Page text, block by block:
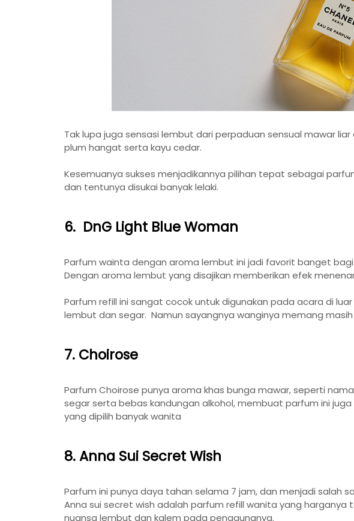
Tak lupa juga sensasi lembut dari perpaduan sensual mawar
plum hangat serta kayu cedar.
Kesemuanya sukses menjadikannya pilihan tepat sebagai
dan tentunya disukai banyak lelaki.
6. DnG Light Blue Woman
Parfum wainta dengan aroma lembut ini jadi favorit banget
Dengan aroma lembut yang disajikan memberikan efek
Parfum refill ini sangat cocok untuk digunakan pada acara di
lembut dan segar. Namun sayangnya wanginya memang
7. Choirose
Parfum Choirose punya aroma khas bunga mawar, seperti
segar serta bebas kandungan alkohol, membuat parfum ini
yang dipilih banyak wanita
8. Anna Sui Secret Wish
Parfum ini punya daya tahan selama 7 jam, dan menjadi salah
Anna sui secret wish adalah parfum refill wanita yang harganya
nuansa lembut dan kalem pada penggunanya.